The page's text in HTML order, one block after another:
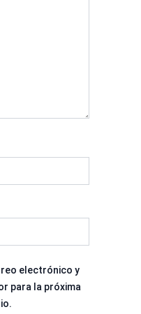
electrónico y
para la próxima